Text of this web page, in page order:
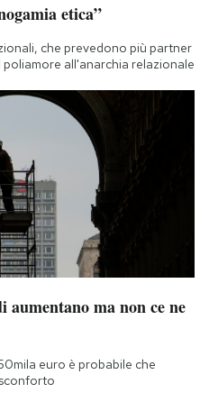
etica”
che prevedono più partner
all'anarchia relazionale
ma non ce ne
euro è probabile che